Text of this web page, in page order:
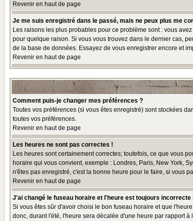
Revenir en haut de page
Je me suis enregistré dans le passé, mais ne peux plus me
Les raisons les plus probables pour ce problème sont : vous
pour quelque raison. Si vous vous trouvez dans le dernier cas,
de la base de données. Essayez de vous enregistrer encore et
Revenir en haut de page
Comment puis-je changer mes préférences ?
Toutes vos préférences (si vous êtes enregistré) sont stockées
toutes vos préférences.
Revenir en haut de page
Les heures ne sont pas correctes !
Les heures sont certainement correctes; toutefois, ce que vous
horaire qui vous convient, exemple : Londres, Paris, New York,
n'êtes pas enregistré, c'est la bonne heure pour le faire, si vous
Revenir en haut de page
J'ai changé le fuseau horaire et l'heure est toujours incorrecte
Si vous êtes sûr d'avoir choisi le bon fuseau horaire et que
donc, durant l'été, l'heure sera décalée d'une heure par rapport à